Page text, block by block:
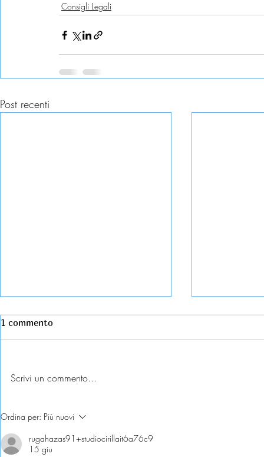
Consigli Legali
Post recenti
Esame universitario
contestato: diritti e tutele
1 commento
Scrivi un commento...
Ordina per: Più nuovi
rugahazas91+studiocirillait6a76c9
15 giu